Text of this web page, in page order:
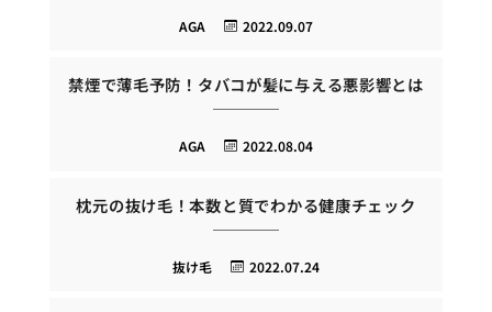
2022.09.07
AGA
禁煙で薄毛予防！タバコが髪に与える悪影響とは
2022.08.04
AGA
枕元の抜け毛！本数と質でわかる健康チェック
2022.07.24
抜け毛